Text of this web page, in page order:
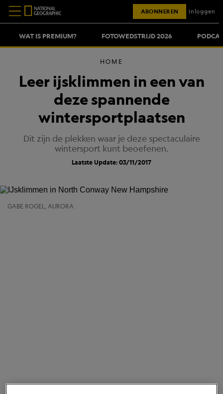
WAT IS PREMIUM? FOTOWEDSTRIJD 2026
ABONNEREN Inloggen
HOME
Leer ijsklimmen in een van
deze spannende
wintersportplaatsen
Dit zijn de plekken waar je deze spectaculaire
wintersport kunt beoefenen.
Laatste Update: 03/11/2017
GABE ROGEL, AURORA